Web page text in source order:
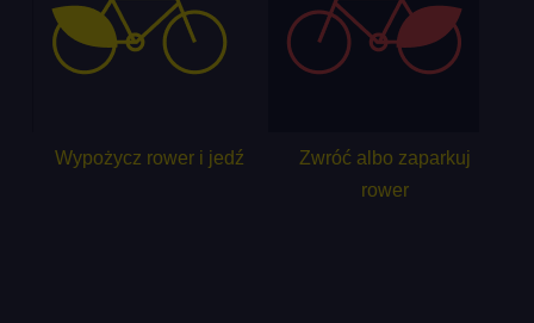
Wypożycz rower i jedź
Zwróć albo zaparkuj
rower